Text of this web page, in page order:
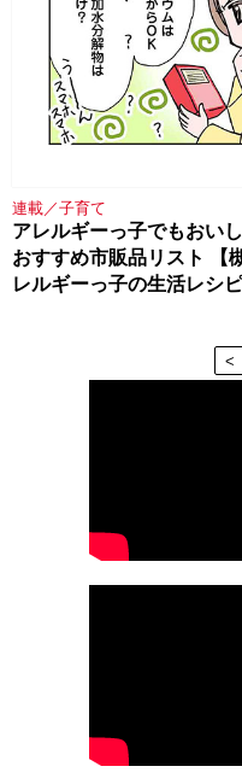
連載／子育て
アレルギーっ子でもおい
おすすめ市販品リスト 【
レルギーっ子の生活レシピ
<